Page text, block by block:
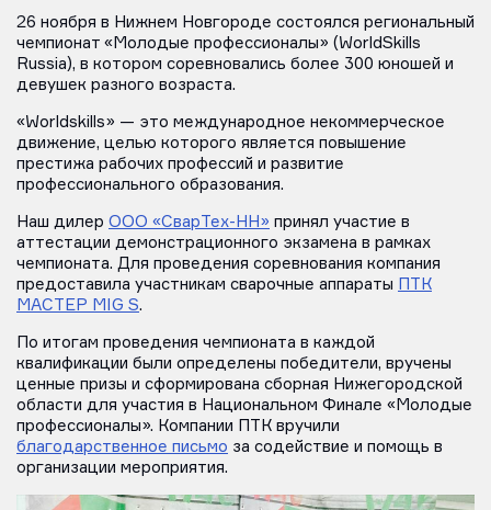
26 ноября в Нижнем Новгороде состоялся региональный
чемпионат «Молодые профессионалы» (WorldSkills
Russia), в котором соревновались более 300 юношей и
девушек разного возраста.
«Worldskills» — это международное некоммерческое
движение, целью которого является повышение
престижа рабочих профессий и развитие
профессионального образования.
Наш дилер ООО «СварТех-НН» принял участие в
аттестации демонстрационного экзамена в рамках
чемпионата. Для проведения соревнования компания
предоставила участникам сварочные аппараты ПТК
МАСТЕР MIG S.
По итогам проведения чемпионата в каждой
квалификации были определены победители, вручены
ценные призы и сформирована сборная Нижегородской
области для участия в Национальном Финале «Молодые
профессионалы». Компании ПТК вручили
благодарственное письмо за содействие и помощь в
организации мероприятия.